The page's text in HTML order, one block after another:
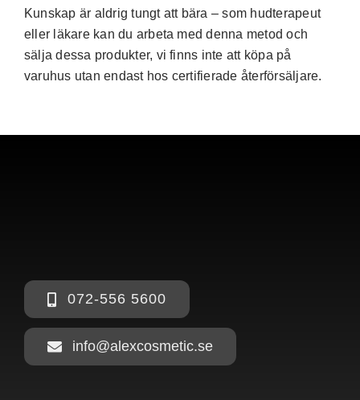
Kunskap är aldrig tungt att bära – som hudterapeut
eller läkare kan du arbeta med denna metod och
sälja dessa produkter, vi finns inte att köpa på
varuhus utan endast hos certifierade återförsäljare.
072-556 5600
info@alexcosmetic.se